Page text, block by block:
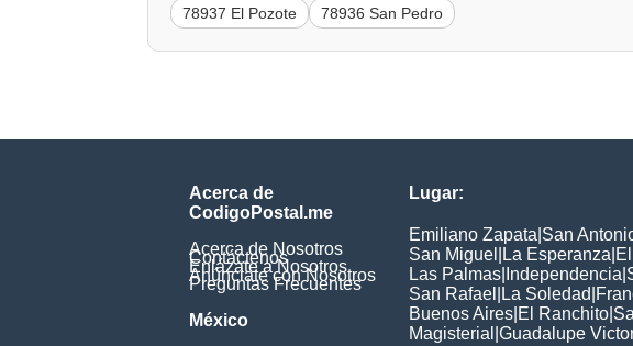
78937 El Pozote
78936 San Pedro
Acerca de
CodigoPostal.me
Acerca de Nosotros
Contáctenos
Enlázate a Nosotros
Anúnciate con Nosotros
Preguntas Frecuentes
México
Lugar:
Emiliano Zapata San
San Miguel
La Esperanza
Las Palmas Independencia
San Rafael
La Soledad
Buenos Aires El Ranchito
Magisterial Guadalupe